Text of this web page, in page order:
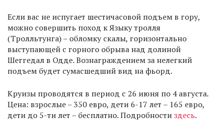
Если вас не испугает шестичасовой подъем в гору,
можно совершить поход к Языку тролля
(Тролльтунга) – обломку скалы, горизонтально
выступающей с горного обрыва над долиной
Шеггедал в Одде. Вознаграждением за нелегкий
подъем будет сумасшедший вид на фьорд.
Круизы проводятся в период с 26 июня по 4 августа.
Цена: взрослые – 350 евро, дети 6-17 лет – 165 евро,
дети до 5-ти лет – бесплатно. Подробностиздесь.